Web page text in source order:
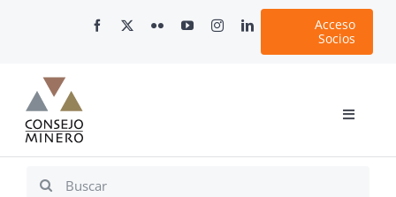
Acceso
Socios
Toggle
Search